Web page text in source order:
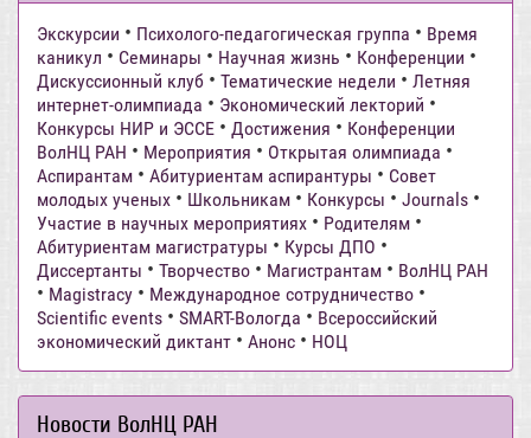
Экскурсии • Психолого-педагогическая группа • Время
каникул • Семинары • Научная жизнь • Конференции •
Дискуссионный клуб • Тематические недели • Летняя
интернет-олимпиада • Экономический лекторий •
Конкурсы НИР и ЭССЕ • Достижения • Конференции
ВолНЦ РАН • Мероприятия • Открытая олимпиада •
Аспирантам • Абитуриентам аспирантуры • Совет
молодых ученых • Школьникам • Конкурсы • Journals •
Участие в научных мероприятиях • Родителям •
Абитуриентам магистратуры • Курсы ДПО •
Диссертанты • Творчество • Магистрантам • ВолНЦ РАН
• Magistracy • Международное сотрудничество •
Scientific events • SMART-Вологда • Всероссийский
экономический диктант • Анонс • НОЦ
Новости ВолНЦ РАН